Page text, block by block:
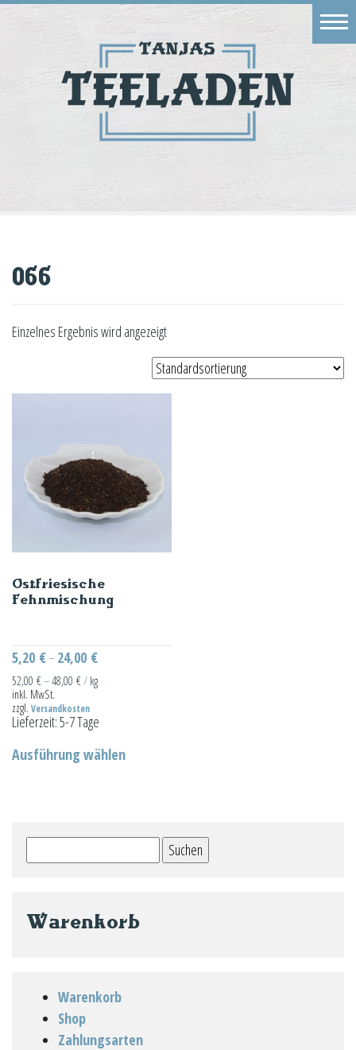
066
Einzelnes Ergebnis wird angezeigt
Ostfriesische
Fehnmischung
5,20 €– 24,00 €
52,00 €–48,00 €/ kg
inkl. MwSt.
zzgl. Versandkosten
Lieferzeit:5-7 Tage
Ausführung wählenProdukt
Die
können
auf
nach:
Warenkorb
Warenkorb
Shop
Zahlungsarten
Geschäft